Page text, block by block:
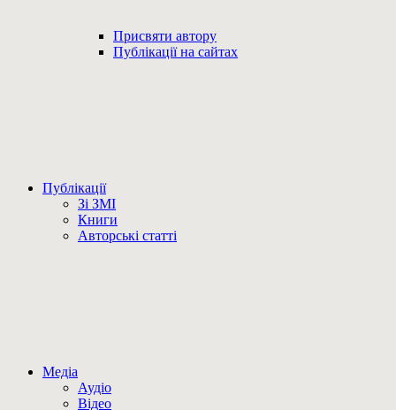
Присвяти автору
Публікації на сайтах
Публікації
Зі ЗМІ
Книги
Авторські статті
Медіа
Аудіо
Відео